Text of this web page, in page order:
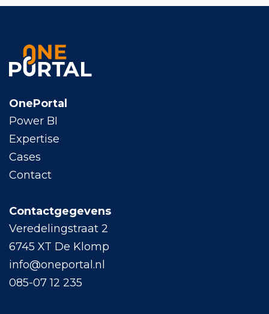
OnePortal
Power BI
Expertise
Cases
Contact
Contactgegevens
Veredelingstraat 2
6745 XT De Klomp
info@oneportal.nl
085-07 12 235